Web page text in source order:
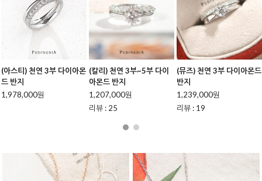
(아스티) 천연 3부 다이아몬
드 반지
1,978,000원
(칼리) 천연 3부~5부 다이
아몬드 반지
1,207,000원
리뷰 : 25
(뮤즈) 천연 3부 다이아몬드
반지
1,239,000원
리뷰 : 19